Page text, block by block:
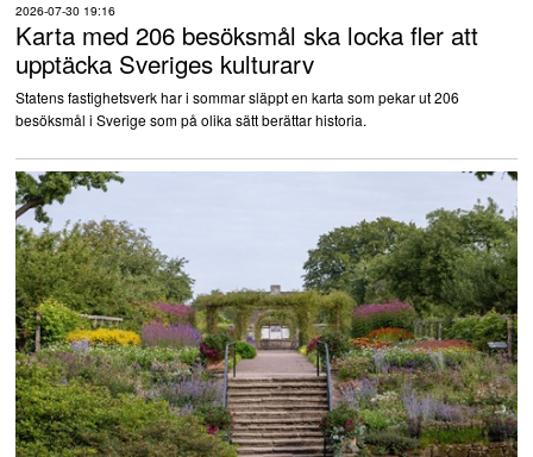
2026-07-30 19:16
Karta med 206 besöksmål ska locka fler att
upptäcka Sveriges kulturarv
Statens fastighetsverk har i sommar släppt en karta som pekar ut 206
besöksmål i Sverige som på olika sätt berättar historia.